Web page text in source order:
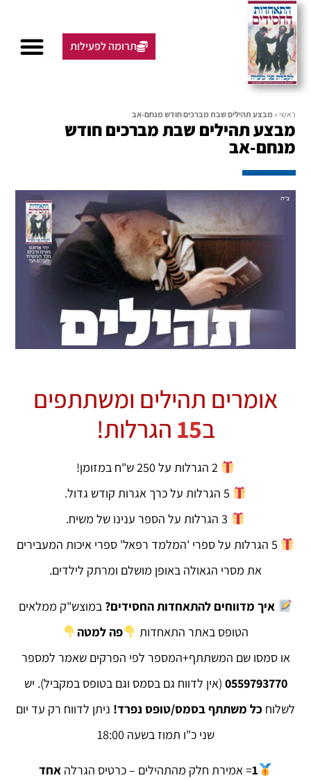
תרומה לפעילות
ראשי »מבצע תהילים שבת מברכים חודש מנחם-אב
מבצע תהילים שבת מברכים חודש
מנחם-אב
אומרים תהילים ומשתתפים
ב15 הגרלות!
5 הגרלות על ספרי 'המלמד רפאל' ספרי איכות המעבירים
את מסרי הגאולה באופן מושלם ומרתק לילדים.
איך מדווחים להתאחדות החסידים? במוצש"ק ממלאים
הטופס באתר התאחדות
פה למטה
או סמסו שם המשתתף+המספר לפי הפרקים שאמר למספר
0559793770 (אין לדווח גם בסמס וגם בטופס במקביל). יש
לשלוח כל משתתף בסמס/טופס נפרד! ניתן לדווח רק עד יום
שני כ"ו תמוז בשעה 18:00
1= אמירת חלק מהתהילים – כרטיס הגרלהאחד